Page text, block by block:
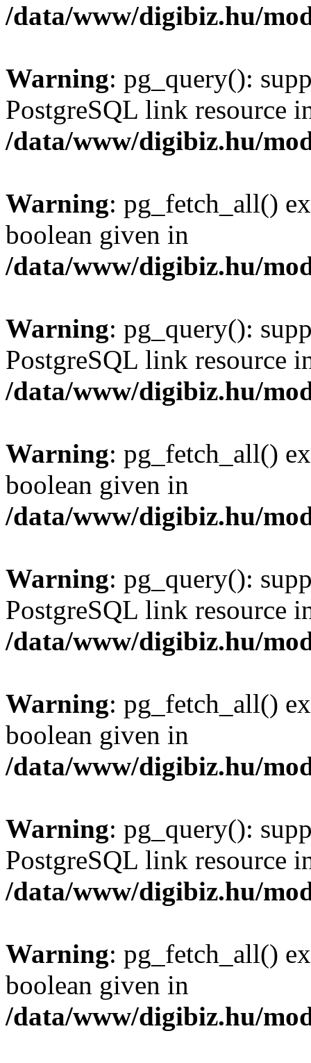
/data/www/digibiz.hu/
Warning: pg_query():
PostgreSQL link resource
/data/www/digibiz.hu/
Warning: pg_fetch_all()
boolean given in
/data/www/digibiz.hu/
Warning: pg_query():
PostgreSQL link resource
/data/www/digibiz.hu/
Warning: pg_fetch_all()
boolean given in
/data/www/digibiz.hu/
Warning: pg_query():
PostgreSQL link resource
/data/www/digibiz.hu/
Warning: pg_fetch_all()
boolean given in
/data/www/digibiz.hu/
Warning: pg_query():
PostgreSQL link resource
/data/www/digibiz.hu/
Warning: pg_fetch_all()
boolean given in
/data/www/digibiz.hu/